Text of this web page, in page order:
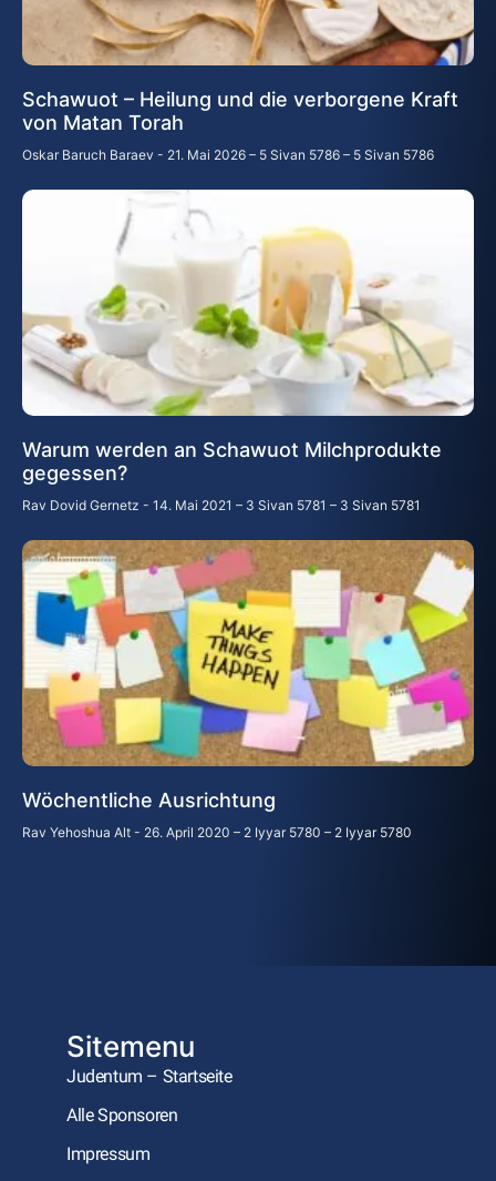
Schawuot – Heilung und die verborgene Kraft
von Matan Torah
Oskar Baruch Baraev 21. Mai 2026 – 5 Sivan 5786 – 5 Sivan 5786
Warum werden an Schawuot Milchprodukte
gegessen?
Rav Dovid Gernetz 14. Mai 2021 – 3 Sivan 5781 – 3 Sivan 5781
Wöchentliche Ausrichtung
Rav Yehoshua Alt 26. April 2020 – 2 Iyyar 5780 – 2 Iyyar 5780
Sitemenu
Judentum – Startseite
Alle Sponsoren
Impressum